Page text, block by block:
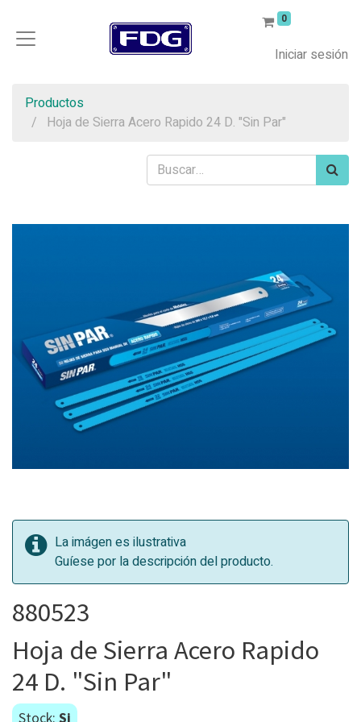
0
Iniciar sesión
Productos
Hoja de Sierra Acero Rapido 24 D. "Sin Par"
La imágen es ilustrativa
Guíese por la descripción del producto.
880523
Hoja de Sierra Acero Rapido
24 D. "Sin Par"
Stock: Si